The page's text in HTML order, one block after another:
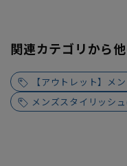
関連カテゴリから
【アウトレット】メ
メンズスタイリッシ